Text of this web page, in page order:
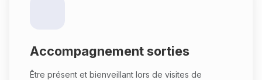
Accompagnement sorties
Être présent et bienveillant lors de visites de